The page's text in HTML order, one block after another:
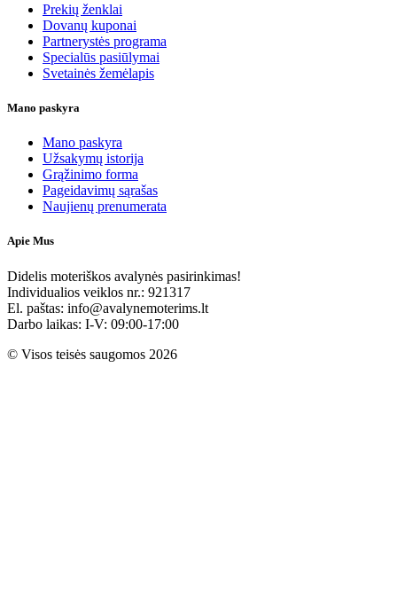
Prekių ženklai
Dovanų kuponai
Partnerystės programa
Specialūs pasiūlymai
Svetainės žemėlapis
Mano paskyra
Mano paskyra
Užsakymų istorija
Grąžinimo forma
Pageidavimų sąrašas
Naujienų prenumerata
Apie Mus
Didelis moteriškos avalynės pasirinkimas!
Individualios veiklos nr.: 921317
El. paštas: info@avalynemoterims.lt
Darbo laikas: I-V: 09:00-17:00
© Visos teisės saugomos 2026